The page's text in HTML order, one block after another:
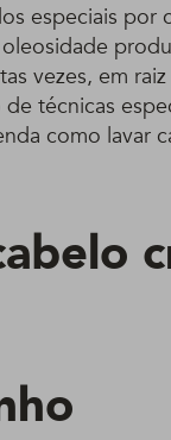
especiais por
vezes, em
técnicas
como lavar